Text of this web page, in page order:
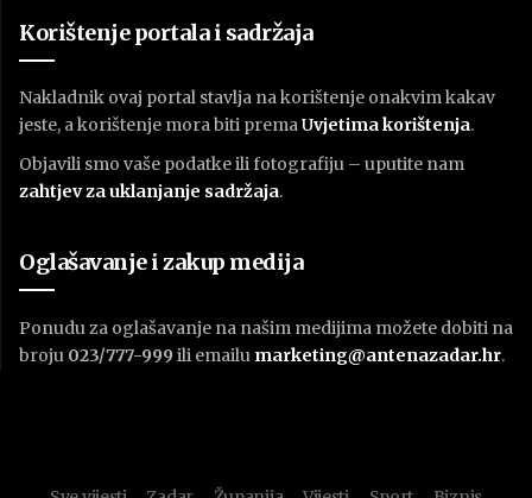
Korištenje portala i sadržaja
Nakladnik ovaj portal stavlja na korištenje onakvim kakav
jeste, a korištenje mora biti premaUvjetima korištenja.
Objavili smo vaše podatke ili fotografiju – uputite nam
zahtjev za uklanjanje sadržaja.
Oglašavanje i zakup medija
Ponudu za oglašavanje na našim medijima možete dobiti na
broju 023/777-999 ili emailu marketing@antenazadar.hr.